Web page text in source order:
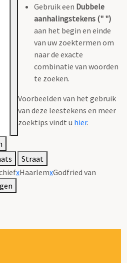
Gebruik een Dubbele
aanhalingstekens (" ")
aan het begin en einde
van uw zoektermen om
naar de exacte
combinatie van woorden
te zoeken.
Voorbeelden van het gebruik
van deze leestekens en meer
zoektips vindt u hier.
Straat
xHaarlemxGodfried van